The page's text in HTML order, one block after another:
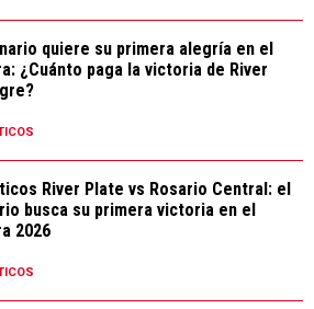
quiere su primera alegría en el
¿Cuánto paga la victoria de River
River Plate vs Rosario Central: el
busca su primera victoria en el
2026